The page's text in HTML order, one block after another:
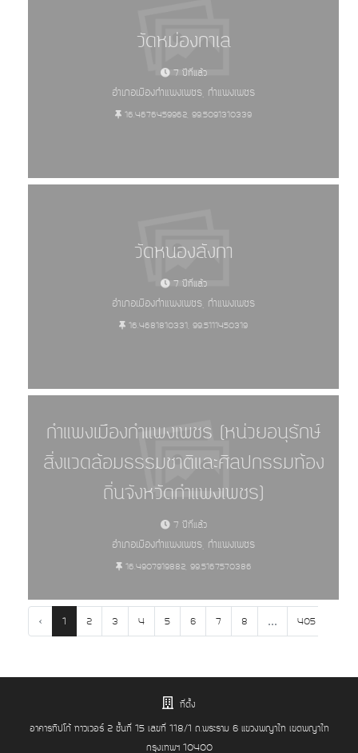
วัดหม่องกาเล
7 ปีที่แล้ว
อำเภอเมืองกำแพงเพชร, กำแพงเพชร
16.4676459962, 99.5091310339
วัดหนองลังกา
7 ปีที่แล้ว
อำเภอเมืองกำแพงเพชร, กำแพงเพชร
16.4681810331, 99.5111450319
กำแพงเมืองกำแพงเพชร (หน่วยอนุรักษ์
สิ่งแวดล้อมธรรมชาติและศิลปกรรมท้อง
ถิ่นจังหวัดกำแพงเพชร)
7 ปีที่แล้ว
อำเภอเมืองกำแพงเพชร, กำแพงเพชร
16.4907919882, 99.5167570386
‹ 1 2 3 4 5 6 7 8 ... 405
ที่ตั้ง
อาคารทิปโก้ ทาวเวอร์ 2 ชั้นที่ 15 เลขที่ 118/1 ถ.พระราม 6 แขวงพญาไท เขตพญาไท
กรุงเทพฯ 10400